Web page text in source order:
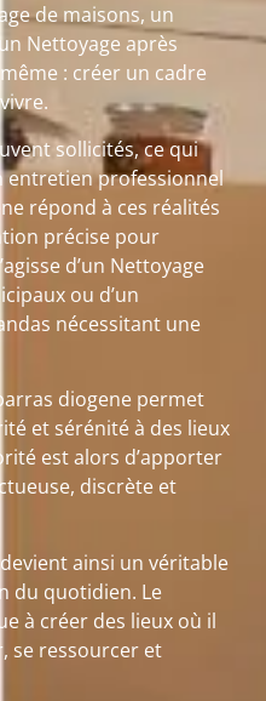
de maisons, un
Nettoyage après
: créer un cadre
sollicités, ce qui
entretien professionnel
répond à ces réalités
précise pour
d’un Nettoyage
ou d’un
nécessitant une
diogene permet
et sérénité à des lieux
est alors d’apporter
discrète et
ainsi un véritable
du quotidien. Le
à créer des lieux où il
se ressourcer et